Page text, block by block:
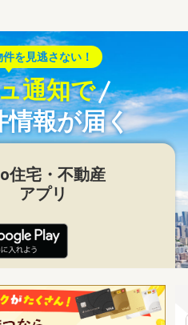
を見逃さない！
通知で
情報が届く
住宅・不動産
アプリ